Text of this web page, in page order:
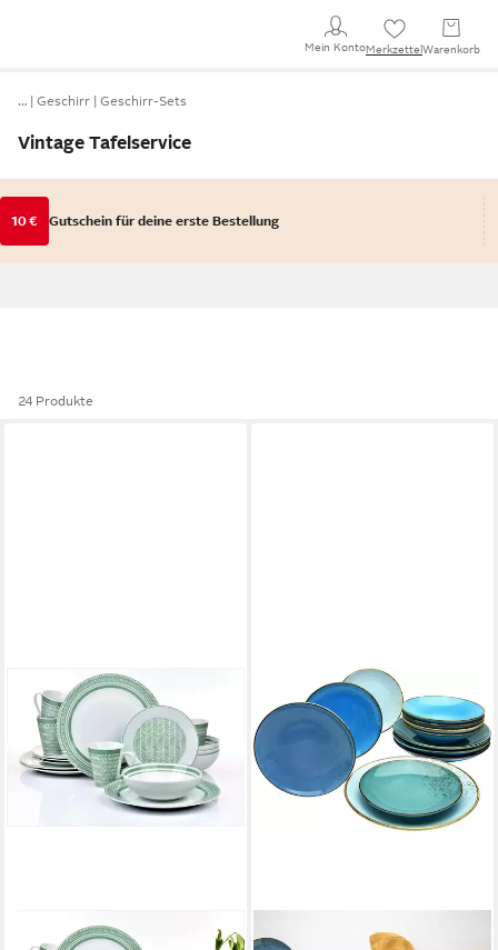
Mein KontoMerkzettel Warenkorb
… Geschirr Geschirr-Sets
Vintage Tafelservice
10 € Gutschein für deine erste Bestellung
24 Produkte